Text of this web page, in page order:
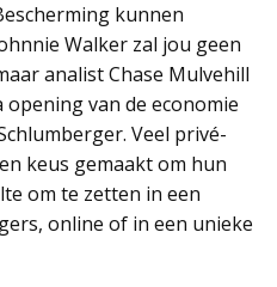
kunnen
Walker zal jou geen
analist Chase Mulvehill
van de economie
Veel privé-
keus gemaakt om hun
om te zetten in een
online of in een unieke